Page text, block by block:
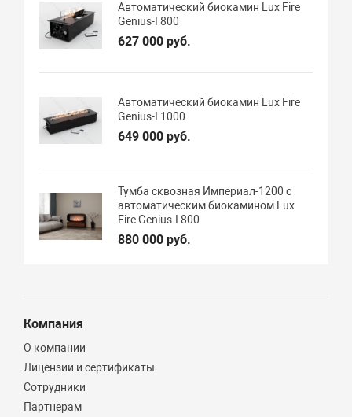
Автоматический биокамин Lux Fire
Genius-I 800
627 000 руб.
Автоматический биокамин Lux Fire
Genius-I 1000
649 000 руб.
Тумба сквозная Империал-1200 с
автоматическим биокамином Lux
Fire Genius-I 800
880 000 руб.
Компания
О компании
Лицензии и сертификаты
Сотрудники
Партнерам